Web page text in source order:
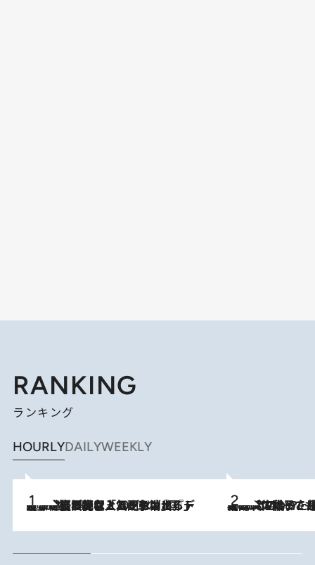
RANKING
ランキング
HOURLYDAILYWEEKLY
2026.8.5
【なぜ吉沢亮は「気配を消せる」のか？】興行収入208億の『国宝』を経て挑むミュージカル『ディア・エヴァン・ハンセン』。トップ俳優が舞台上でさらけ出した“孤独”とは 2026.8.5
【阿川佐和子さんの年とる力】なぜ70代で始めた趣味は“こんなに楽しい”のか？ ピアノ、俳句…スランプに陥っても続けられる“ある秘訣”とは